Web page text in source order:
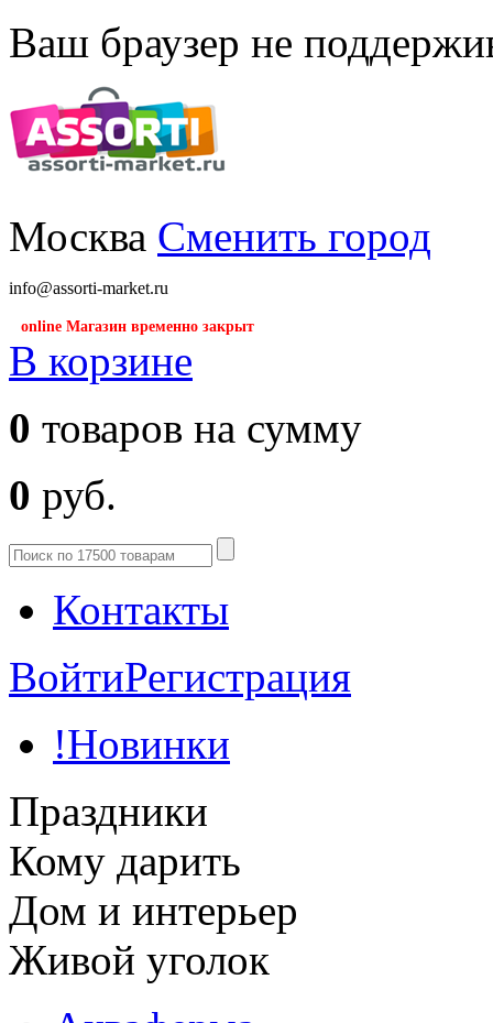
Ваш браузер не
Москва Сменить город
info@assorti-market.ru
online Магазин временно закрыт
В корзине
0 товаров на сумму
0 руб.
Контакты
ВойтиРегистрация
!Новинки
Праздники
Кому дарить
Дом и интерьер
Живой уголок